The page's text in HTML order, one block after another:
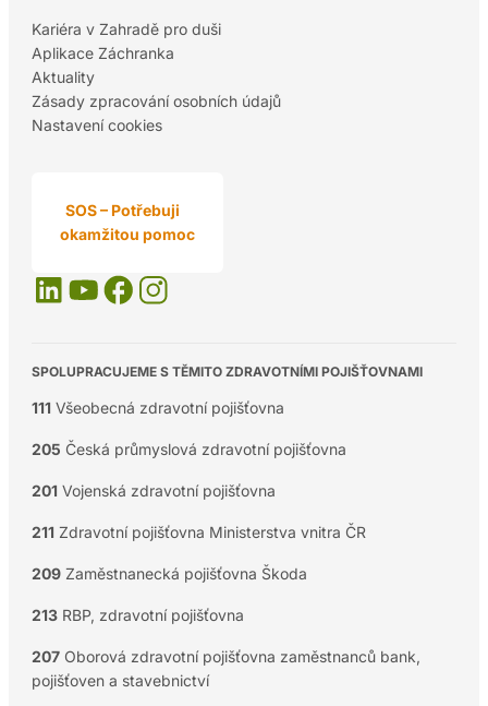
Kariéra v Zahradě pro duši
Aplikace Záchranka
Aktuality
Zásady zpracování osobních údajů
Nastavení cookies
SOS – Potřebuji
okamžitou pomoc
SPOLUPRACUJEME S TĚMITO ZDRAVOTNÍMI POJIŠŤOVNAMI
111 Všeobecná zdravotní pojišťovna
205 Česká průmyslová zdravotní pojišťovna
201 Vojenská zdravotní pojišťovna
211 Zdravotní pojišťovna Ministerstva vnitra ČR
209Zaměstnanecká pojišťovna Škoda
213RBP, zdravotní pojišťovna
207Oborová zdravotní pojišťovna zaměstnanců bank,
pojišťoven a stavebnictví